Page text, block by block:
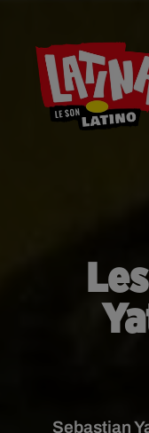
Sebastian